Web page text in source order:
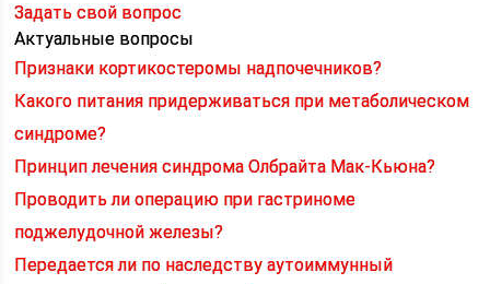
Задать свой вопрос
Актуальные вопросы
Признаки кортикостеромы надпочечников?
Какого питания придерживаться при метаболическом
синдроме?
Принцип лечения синдрома Олбрайта Мак-Кьюна?
Проводить ли операцию при гастриноме
поджелудочной железы?
Передается ли по наследству аутоиммунный